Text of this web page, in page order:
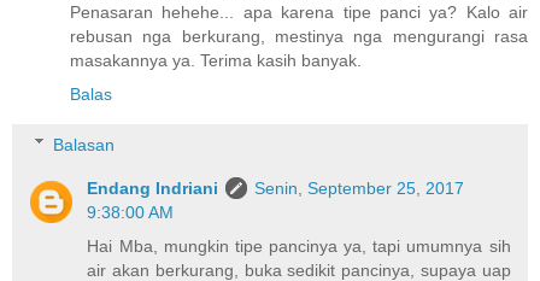
Penasaran hehehe... apa karena tipe panci ya? Kalo air
rebusan nga berkurang, mestinya nga mengurangi rasa
masakannya ya. Terima kasih banyak.
Balas
Balasan
Endang Indriani
Senin, September 25, 2017
9:38:00 AM
Hai Mba, mungkin tipe pancinya ya, tapi umumnya sih
air akan berkurang, buka sedikit pancinya, supaya uap